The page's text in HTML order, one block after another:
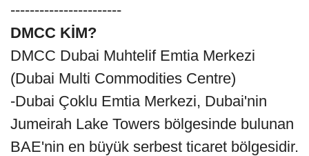
-----------------------
DMCC KİM?
DMCC Dubai Muhtelif Emtia Merkezi
(Dubai Multi Commodities Centre)
-Dubai Çoklu Emtia Merkezi, Dubai'nin
Jumeirah Lake Towers bölgesinde bulunan
BAE'nin en büyük serbest ticaret bölgesidir.